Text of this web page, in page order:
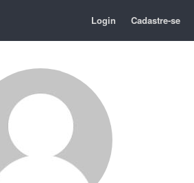
Login Cadastre-se